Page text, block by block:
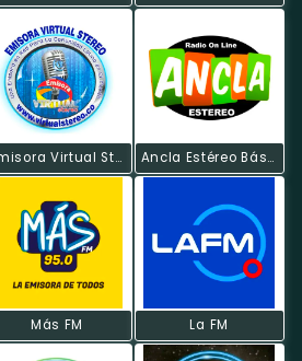
Emisora Virtual Stereo Ancla Estéreo Básica
Más FM La FM